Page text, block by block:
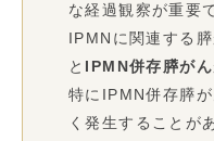
な経過観察が重要
IPMNに関連する膵
と IPMN併存膵がん
特にIPMN併存膵
く発生することが